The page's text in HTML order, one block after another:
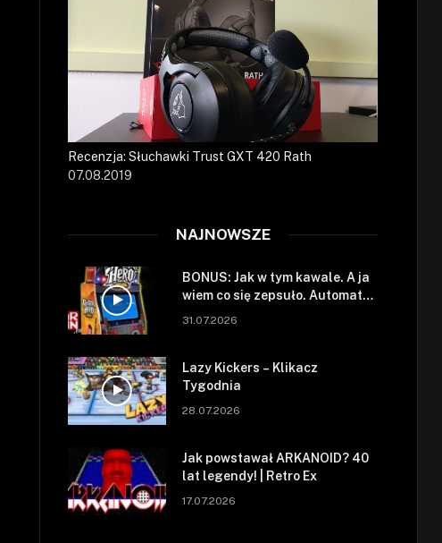
Recenzja: Słuchawki Trust GXT 420 Rath
07.08.2019
NAJNOWSZE
BONUS: Jak w tym kawale. A ja
wiem co się zepsuło. Automat
31.07.2026
Lazy Kickers – Klikacz
Tygodnia
28.07.2026
Jak powstawał ARKANOID? 40
lat legendy! | Retro Ex
17.07.2026